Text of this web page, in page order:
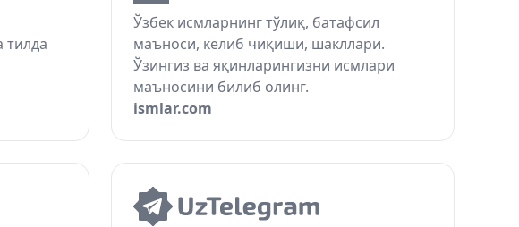
тилда
Ўзбек исмларнинг тўлиқ, батафсил
маъноси, келиб чиқиши, шакллари.
Ўзингиз ва яқинларингизни исмлари
маъносини билиб олинг.
ismlar.com